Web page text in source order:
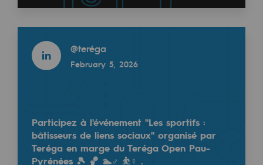
Inclusion
Gender diversity and equality
Safety
PARI 2035, the safety program
C'était le message central porté par Patrick
@teréga
February 5, 2026
Participez à l'événement "Les sportifs :
bâtisseurs de liens sociaux" organisé par
Teréga en marge du Teréga Open Pau-
Pyrénées 🎾 🏀 🏊♂️ ⛹♀️ .